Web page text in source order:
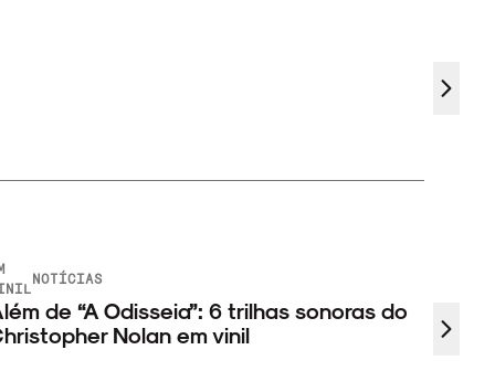
NOTÍCIAS
de “A Odisseia”: 6 trilhas sonoras do
Nolan em vinil